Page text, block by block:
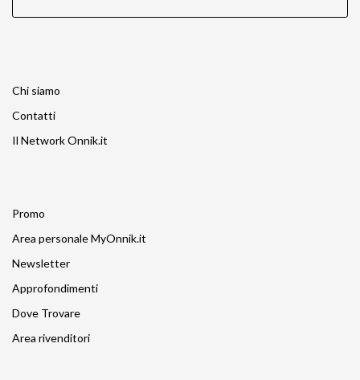
Chi siamo
Contatti
Il Network Onnik.it
Promo
Area personale MyOnnik.it
Newsletter
Approfondimenti
Dove Trovare
Area rivenditori